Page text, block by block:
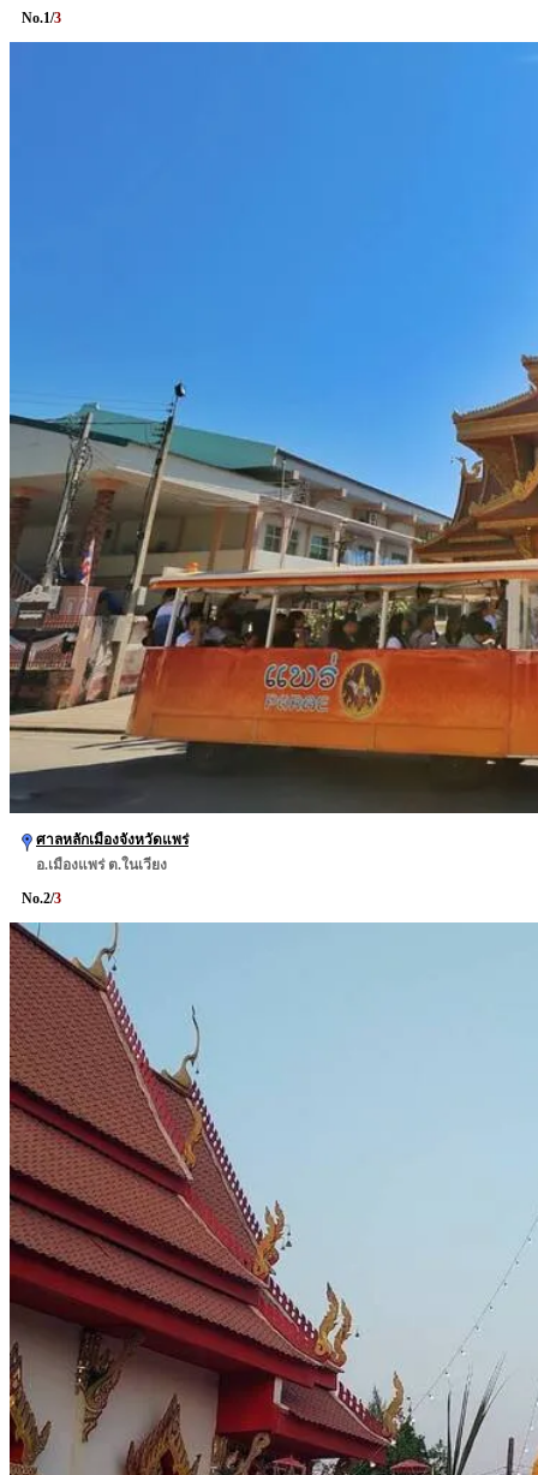
No.1/3
ศาลหลักเมืองจังหวัดแพร่
อ.เมืองแพร่ ต.ในเวียง
No.2/3